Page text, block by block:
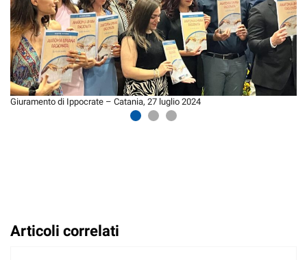
Giuramento di Ippocrate – Catania, 27 luglio 2024
Articoli correlati